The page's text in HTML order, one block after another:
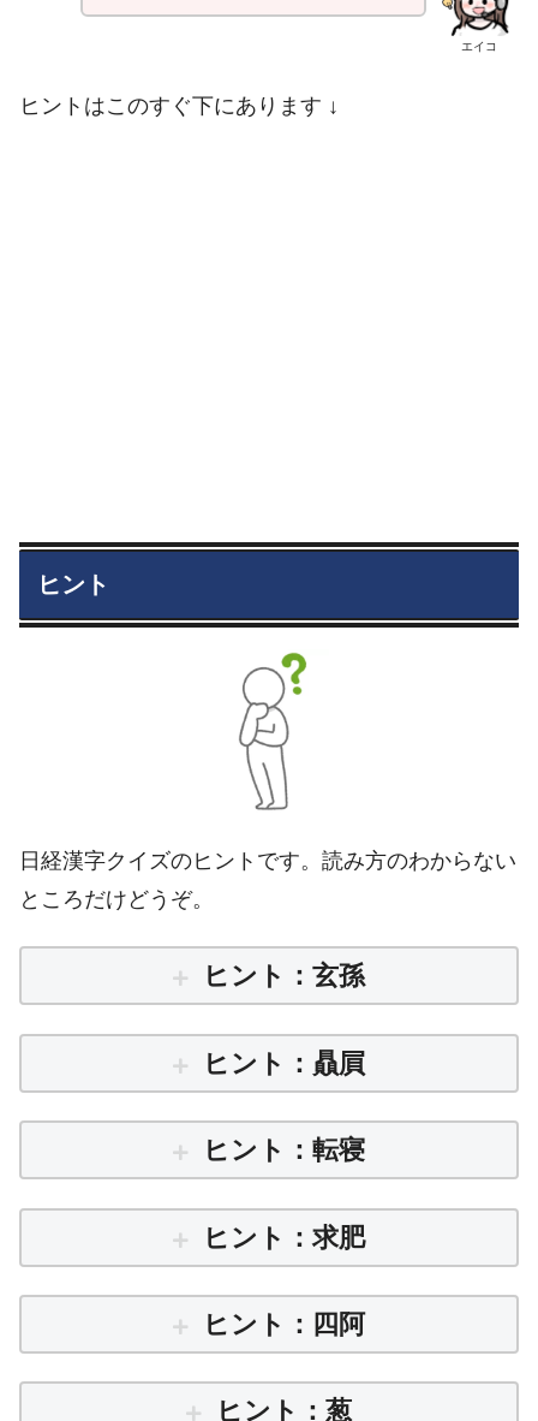
エイコ
ヒントはこのすぐ下にあります ↓
ヒント
日経漢字クイズのヒントです。読み方のわからない
ところだけどうぞ。
ヒント：玄孫
ヒント：贔屓
ヒント：転寝
ヒント：求肥
ヒント：四阿
ヒント：葱